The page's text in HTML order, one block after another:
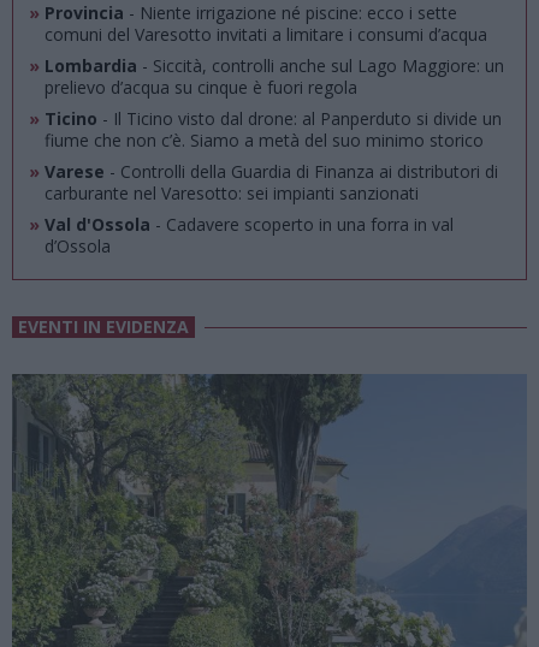
» Provincia - Niente irrigazione né piscine: ecco i sette
comuni del Varesotto invitati a limitare i consumi d’acqua
» Lombardia - Siccità, controlli anche sul Lago Maggiore: un
prelievo d’acqua su cinque è fuori regola
» Ticino - Il Ticino visto dal drone: al Panperduto si divide un
fiume che non c’è. Siamo a metà del suo minimo storico
» Varese - Controlli della Guardia di Finanza ai distributori di
carburante nel Varesotto: sei impianti sanzionati
» Val d'Ossola - Cadavere scoperto in una forra in val
d’Ossola
EVENTI IN EVIDENZA